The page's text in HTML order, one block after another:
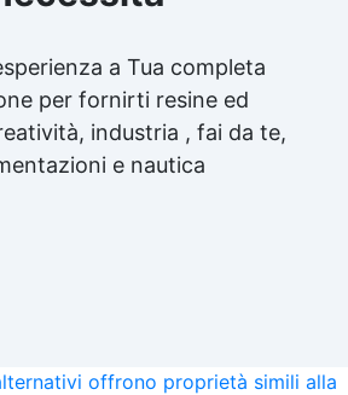
a Tua completa
per fornirti resine ed
industria , fai da te,
e nautica
offrono proprietà simili alla